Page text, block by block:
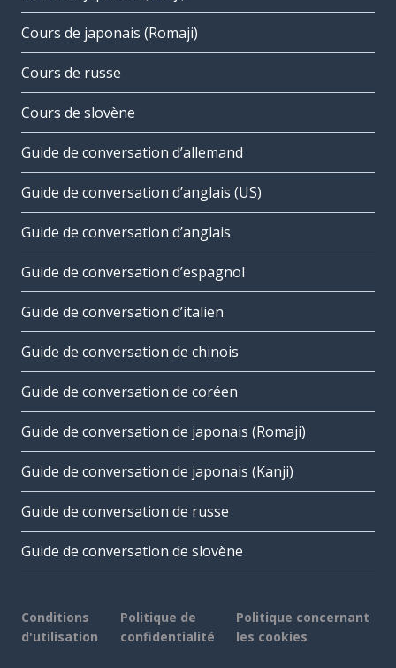
Cours de japonais (Romaji)
Cours de russe
Cours de slovène
Guide de conversation d’allemand
Guide de conversation d’anglais (US)
Guide de conversation d’anglais
Guide de conversation d’espagnol
Guide de conversation d’italien
Guide de conversation de chinois
Guide de conversation de coréen
Guide de conversation de japonais (Romaji)
Guide de conversation de japonais (Kanji)
Guide de conversation de russe
Guide de conversation de slovène
Conditions
d'utilisation
Politique de
confidentialité
Politique concernant
les cookies